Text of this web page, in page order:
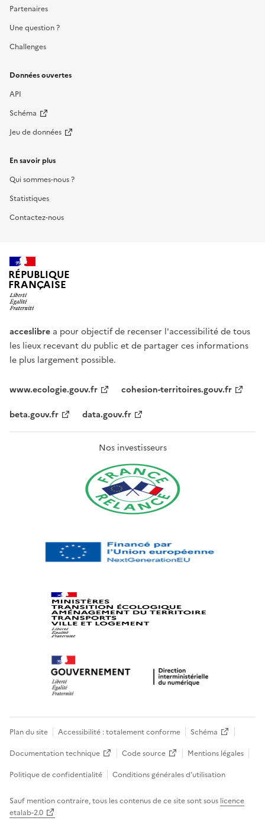
Partenaires
Une question ?
Challenges
Données ouvertes
API
Schéma
Jeu de données
En savoir plus
Qui sommes-nous ?
Statistiques
Contactez-nous
RÉPUBLIQUE
FRANÇAISE
acceslibre a pour objectif de recenser l'accessibilité de tous
les lieux recevant du public et de partager ces informations
le plus largement possible.
www.ecologie.gouv.fr
cohesion-territoires.gouv.fr
beta.gouv.fr
data.gouv.fr
Nos investisseurs
Plan du site Accessibilité : totalement conforme
Schéma
Documentation technique
Code source
Mentions légales
Politique de confidentialité
Conditions générales d’utilisation
Sauf mention contraire, tous les contenus de ce site sont sous licence
etalab-2.0